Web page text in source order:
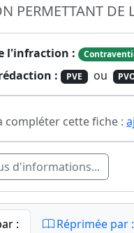
PERMETTANT DE
l'infraction :
: PVE ou
compléter cette fiche :
d'informations...
: Réprimée par :